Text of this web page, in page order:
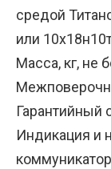
средой
или
Масса, кг, не
Гарантийный
Индикация и